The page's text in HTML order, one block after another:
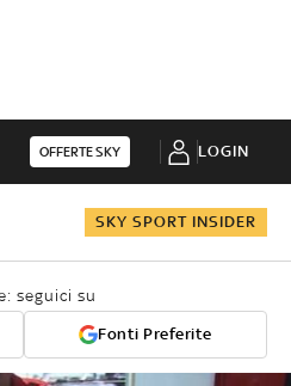
OFFERTE SKY LOGIN
SKY SPORT INSIDER
seguici su
Fonti Preferite